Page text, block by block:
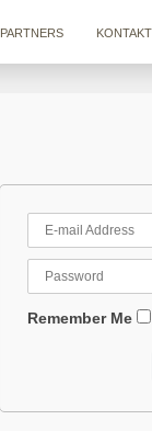
PARTNERS KONTAKT
Remember Me